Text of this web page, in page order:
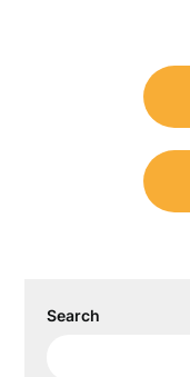
navigation
Search